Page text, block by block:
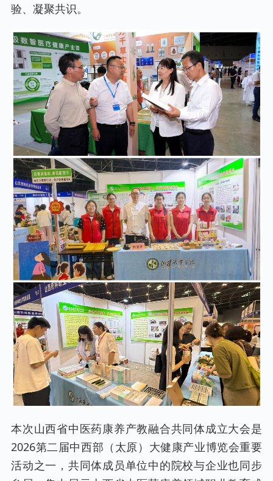
验、凝聚共识。
本次山西省中医药康养产教融合共同体成立大会是
2026第二届中西部（太原）大健康产业博览会重要
活动之一，共同体成员单位中的院校与企业也同步